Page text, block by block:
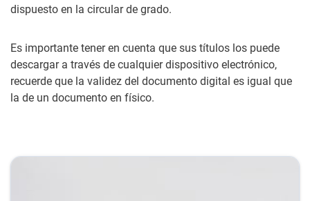
dispuesto en la circular de grado.
Es importante tener en cuenta que sus títulos los puede
descargar a través de cualquier dispositivo electrónico,
recuerde que la validez del documento digital es igual que
la de un documento en físico.